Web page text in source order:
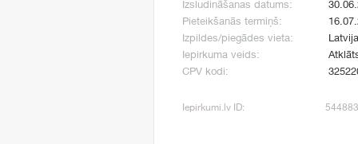
Izsludināšanas datums:
Pieteikšanās termiņš:
Izpildes/piegādes vieta:
Latvija
Iepirkuma veids:
CPV kodi:
Iepirkumi.lv ID: